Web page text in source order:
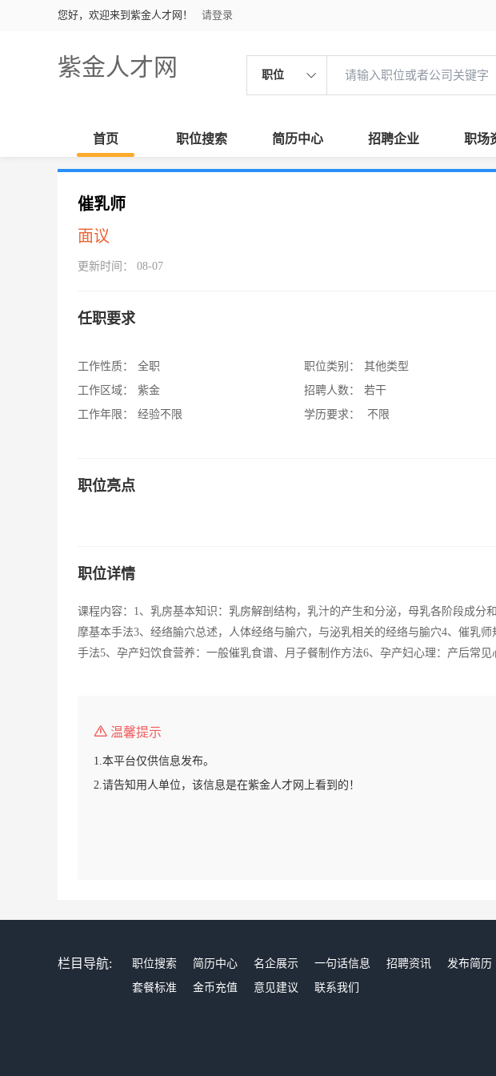
您好，欢迎来到紫金人才网！ 请登录
紫金人才网 职位
首页 职位搜索 简历中心 招聘企业 职场
催乳师
面议
更新时间： 08-07
任职要求
工作性质：
全职
工作区域：
紫金
工作年限：
经验不限
职位类别：
其他类型
招聘人数：
若干
学历要求：
不限
职位亮点
职位详情
课程内容：1、乳房基本知识：乳房解剖结构，乳汁的产生和分泌，母乳各阶段成分
摩基本手法3、经络腧穴总述，人体经络与腧穴，与泌乳相关的经络与腧穴4、催乳
手法5、孕产妇饮食营养：一般催乳食谱、月子餐制作方法6、孕产妇心理：产后常见
温馨提示
1.本平台仅供信息发布。
2.请告知用人单位，该信息是在紫金人才网上看到的！
栏目导航: 职位搜索 简历中心 名企展示 一句话信息 招聘资讯 发布简历
套餐标准
金币充值 意见建议 联系我们